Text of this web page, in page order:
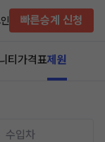
빠른승계 신청
티 가격표제원
수입차